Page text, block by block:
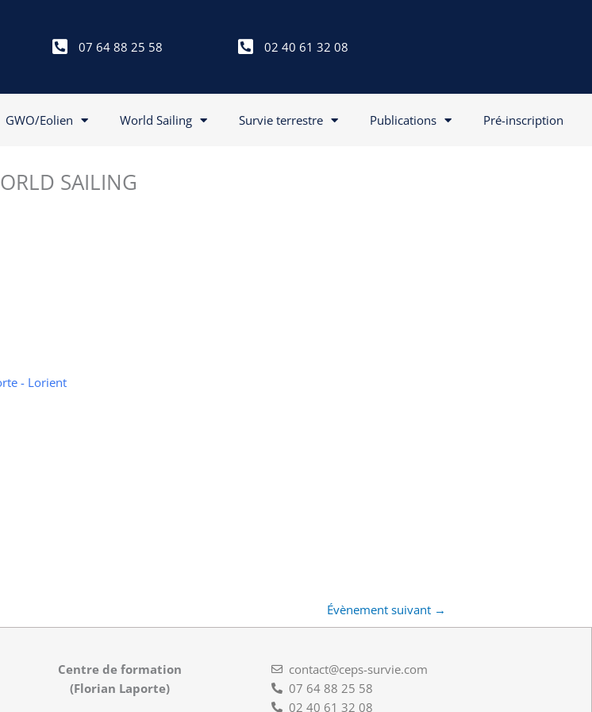
07 64 88 25 58 02 40 61 32 08
GWO/Eolien World Sailing Survie terrestre Publications Pré-inscription
SAILING
- Lorient
Évènement suivant →
Centre de formation
(Florian Laporte)
contact@ceps-survie.com
07 64 88 25 58
02 40 61 32 08